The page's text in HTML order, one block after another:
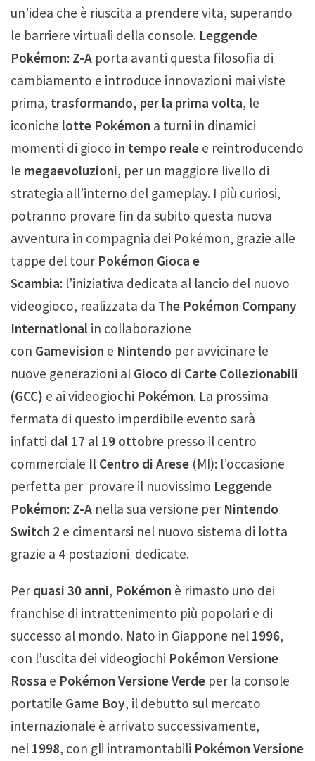
un’idea che è riuscita a prendere vita, superando
le barriere virtuali della console. Leggende
Pokémon: Z-A porta avanti questa filosofia di
cambiamento e introduce innovazioni mai viste
prima, trasformando, per la prima volta, le
iconiche lotte Pokémon a turni in dinamici
momenti di gioco in tempo reale e reintroducendo
le megaevoluzioni, per un maggiore livello di
strategia all’interno del gameplay. I più curiosi,
potranno provare fin da subito questa nuova
avventura in compagnia dei Pokémon, grazie alle
tappe del tour Pokémon Gioca e
Scambia: l’iniziativa dedicata al lancio del nuovo
videogioco, realizzata da The Pokémon Company
International in collaborazione
con Gamevision e Nintendo per avvicinare le
nuove generazioni al Gioco di Carte Collezionabili
(GCC) e ai videogiochi Pokémon. La prossima
fermata di questo imperdibile evento sarà
infatti dal 17 al 19 ottobre presso il centro
commerciale Il Centro di Arese (MI): l’occasione
perfetta per provare il nuovissimo Leggende
Pokémon: Z-A nella sua versione per Nintendo
Switch 2 e cimentarsi nel nuovo sistema di lotta
grazie a 4 postazioni dedicate.
Per quasi 30 anni, Pokémon è rimasto uno dei
franchise di intrattenimento più popolari e di
successo al mondo. Nato in Giappone nel 1996,
con l’uscita dei videogiochi Pokémon Versione
Rossa e Pokémon Versione Verde per la console
portatile Game Boy, il debutto sul mercato
internazionale è arrivato successivamente,
nel 1998, con gli intramontabili Pokémon Versione